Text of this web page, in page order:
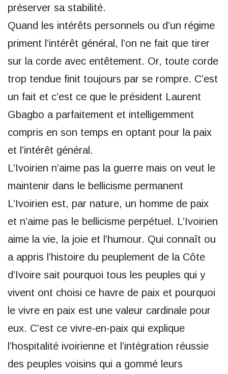
préserver sa stabilité.
Quand les intérêts personnels ou d’un régime
priment l’intérêt général, l’on ne fait que tirer
sur la corde avec entêtement. Or, toute corde
trop tendue finit toujours par se rompre. C’est
un fait et c’est ce que le président Laurent
Gbagbo a parfaitement et intelligemment
compris en son temps en optant pour la paix
et l’intérêt général.
L’Ivoirien n’aime pas la guerre mais on veut le
maintenir dans le bellicisme permanent
L’Ivoirien est, par nature, un homme de paix
et n’aime pas le bellicisme perpétuel. L’Ivoirien
aime la vie, la joie et l’humour. Qui connaît ou
a appris l’histoire du peuplement de la Côte
d’Ivoire sait pourquoi tous les peuples qui y
vivent ont choisi ce havre de paix et pourquoi
le vivre en paix est une valeur cardinale pour
eux. C’est ce vivre-en-paix qui explique
l’hospitalité ivoirienne et l’intégration réussie
des peuples voisins qui a gommé leurs